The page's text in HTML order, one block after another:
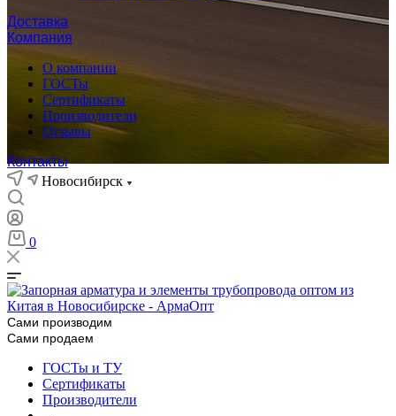
Доставка
Компания
О компании
ГОСТы
Сертификаты
Производители
Отзывы
Контакты
Новосибирск
0
Сами производим
Сами продаем
ГОСТы и ТУ
Сертификаты
Производители